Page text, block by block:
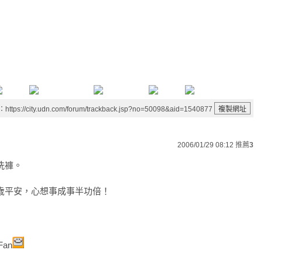
https://city.udn.com/forum/trackback.jsp?no=50098&aid=1540877
2006/01/29 08:12 推薦3
褲。
安，心想事成事半功倍！